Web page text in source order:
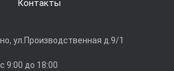
Контакты
ул.Производственная д.9/1
9:00 до 18:00